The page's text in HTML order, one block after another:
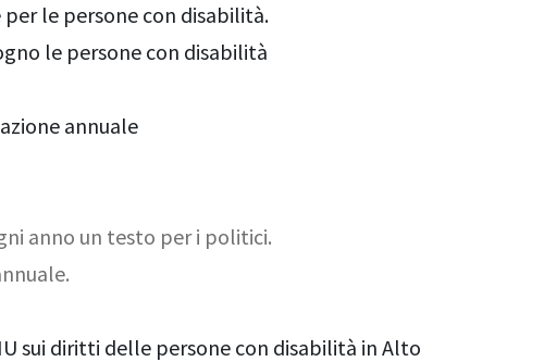
le persone con disabilità.
le persone con disabilità
annuale
anno un testo per i politici.
sui diritti delle persone con disabilità in Alto